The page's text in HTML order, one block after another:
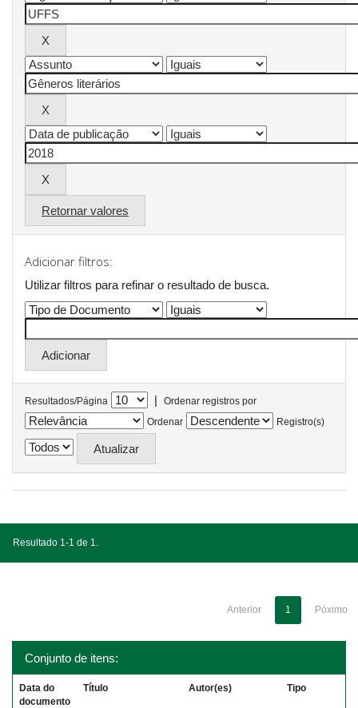
Retornar valores
Adicionar filtros:
Utilizar filtros para refinar o resultado de busca.
Resultados/Página |
Ordenar registros por
Ordenar
Registro(s)
Resultado 1-1 de 1.
Anterior 1 Póximo
Conjunto de itens:
Data do
documento
Título Autor(es) Tipo